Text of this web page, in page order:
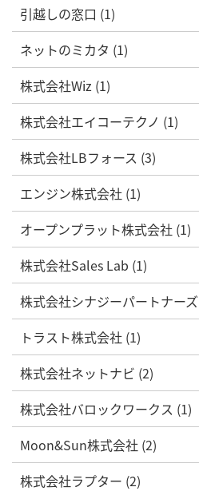
引越しの窓口 (1)
ネットのミカタ (1)
株式会社Wiz (1)
株式会社エイコーテクノ (1)
株式会社LBフォース (3)
エンジン株式会社 (1)
オープンプラット株式会社 (1)
株式会社Sales Lab (1)
株式会社シナジーパートナー
トラスト株式会社 (1)
株式会社ネットナビ (2)
株式会社バロックワークス (1)
Moon&Sun株式会社 (2)
株式会社ラプター (2)